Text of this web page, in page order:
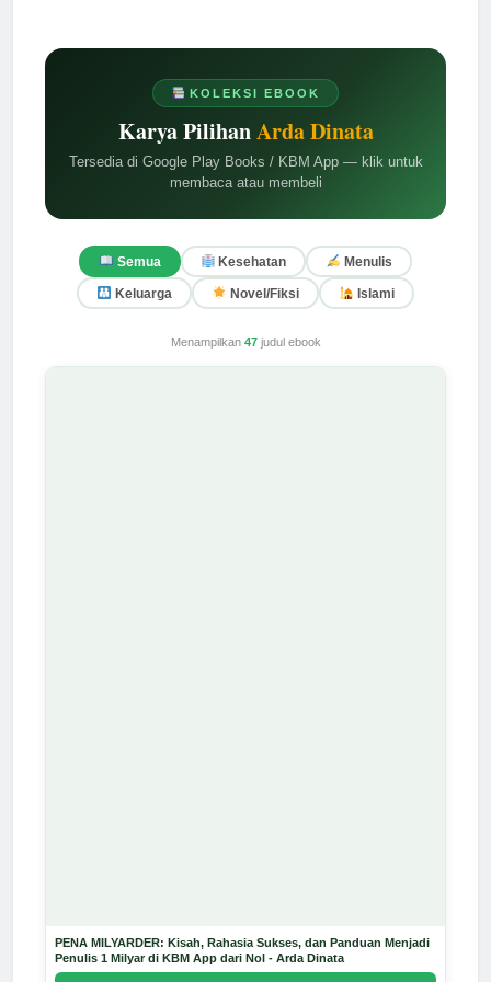
KOLEKSI EBOOK
Karya PilihanArda Dinata
Tersedia di Google Play Books / KBM App — klik untuk
membaca atau membeli
Semua Kesehatan Menulis
Keluarga Novel/Fiksi Islami
Menampilkan 47judul ebook
PENA MILYARDER: Kisah, Rahasia Sukses, dan Panduan Menjadi
Penulis 1 Milyar di KBM App dari Nol - Arda Dinata